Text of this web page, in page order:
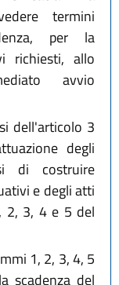
termini
per la
richiesti, allo
avvio
dell'articolo 3
degli
di costruire
e degli atti
2, 3, 4 e 5 del
1, 2, 3, 4, 5
scadenza del